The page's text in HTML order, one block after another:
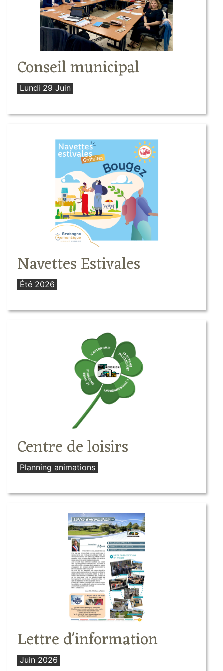
Conseil municipal
Lundi 29 Juin
Navettes Estivales
Été 2026
Centre de loisirs
Planning animations
Lettre d'information
Juin 2026